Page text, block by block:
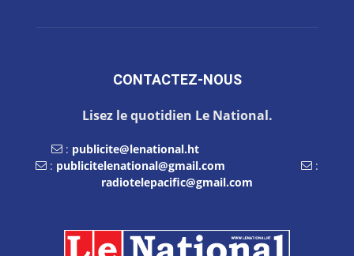
CONTACTEZ-NOUS
Lisez le quotidien Le National.
: publicite@lenational.ht
: publicitelenational@gmail.com
:
radiotelepacific@gmail.com